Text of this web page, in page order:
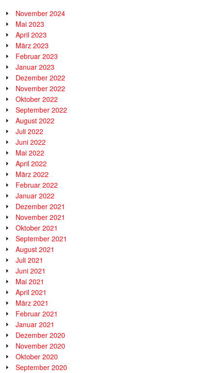
November 2024
Mai 2023
April 2023
März 2023
Februar 2023
Januar 2023
Dezember 2022
November 2022
Oktober 2022
September 2022
August 2022
Juli 2022
Juni 2022
Mai 2022
April 2022
März 2022
Februar 2022
Januar 2022
Dezember 2021
November 2021
Oktober 2021
September 2021
August 2021
Juli 2021
Juni 2021
Mai 2021
April 2021
März 2021
Februar 2021
Januar 2021
Dezember 2020
November 2020
Oktober 2020
September 2020